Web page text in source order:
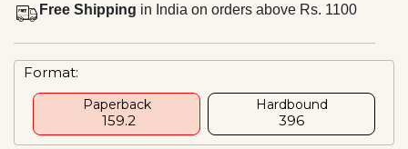
Free Shipping in India on orders above Rs. 1100
Format:
Paperback
₹ 159.2
Hardbound
₹396